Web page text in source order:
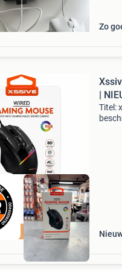
Zo
kwaliteit
|
Titel: